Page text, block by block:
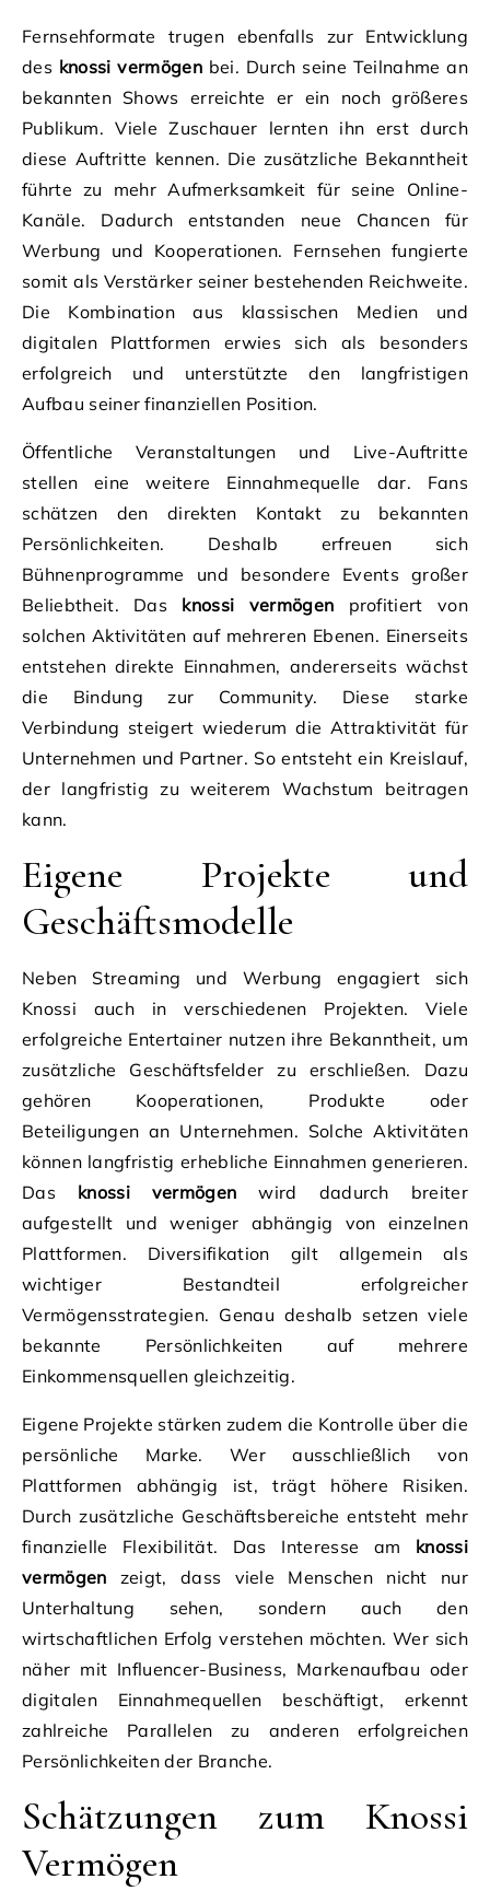
Fernsehformate trugen ebenfalls zur Entwicklung
des knossi vermögen bei. Durch seine Teilnahme an
bekannten Shows erreichte er ein noch größeres
Publikum. Viele Zuschauer lernten ihn erst durch
diese Auftritte kennen. Die zusätzliche Bekanntheit
führte zu mehr Aufmerksamkeit für seine Online-
Kanäle. Dadurch entstanden neue Chancen für
Werbung und Kooperationen. Fernsehen fungierte
somit als Verstärker seiner bestehenden Reichweite.
Die Kombination aus klassischen Medien und
digitalen Plattformen erwies sich als besonders
erfolgreich und unterstützte den langfristigen
Aufbau seiner finanziellen Position.
Öffentliche Veranstaltungen und Live-Auftritte
stellen eine weitere Einnahmequelle dar. Fans
schätzen den direkten Kontakt zu bekannten
Persönlichkeiten. Deshalb erfreuen sich
Bühnenprogramme und besondere Events großer
Beliebtheit. Das knossi vermögen profitiert von
solchen Aktivitäten auf mehreren Ebenen. Einerseits
entstehen direkte Einnahmen, andererseits wächst
die Bindung zur Community. Diese starke
Verbindung steigert wiederum die Attraktivität für
Unternehmen und Partner. So entsteht ein Kreislauf,
der langfristig zu weiterem Wachstum beitragen
kann.
Eigene Projekte und
Geschäftsmodelle
Neben Streaming und Werbung engagiert sich
Knossi auch in verschiedenen Projekten. Viele
erfolgreiche Entertainer nutzen ihre Bekanntheit, um
zusätzliche Geschäftsfelder zu erschließen. Dazu
gehören Kooperationen, Produkte oder
Beteiligungen an Unternehmen. Solche Aktivitäten
können langfristig erhebliche Einnahmen generieren.
Das knossi vermögen wird dadurch breiter
aufgestellt und weniger abhängig von einzelnen
Plattformen. Diversifikation gilt allgemein als
wichtiger Bestandteil erfolgreicher
Vermögensstrategien. Genau deshalb setzen viele
bekannte Persönlichkeiten auf mehrere
Einkommensquellen gleichzeitig.
Eigene Projekte stärken zudem die Kontrolle über die
persönliche Marke. Wer ausschließlich von
Plattformen abhängig ist, trägt höhere Risiken.
Durch zusätzliche Geschäftsbereiche entsteht mehr
finanzielle Flexibilität. Das Interesse am knossi
vermögen zeigt, dass viele Menschen nicht nur
Unterhaltung sehen, sondern auch den
wirtschaftlichen Erfolg verstehen möchten. Wer sich
näher mit Influencer-Business, Markenaufbau oder
digitalen Einnahmequellen beschäftigt, erkennt
zahlreiche Parallelen zu anderen erfolgreichen
Persönlichkeiten der Branche.
Schätzungen zum Knossi
Vermögen